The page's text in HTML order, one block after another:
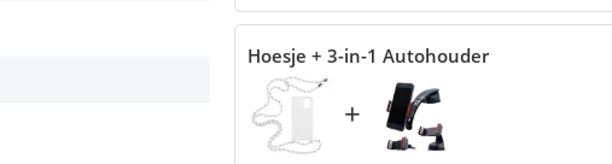
Hoesje + 3-in-1 Autohouder
+